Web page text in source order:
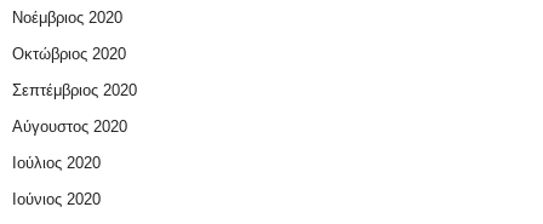
Νοέμβριος 2020
Οκτώβριος 2020
Σεπτέμβριος 2020
Αύγουστος 2020
Ιούλιος 2020
Ιούνιος 2020